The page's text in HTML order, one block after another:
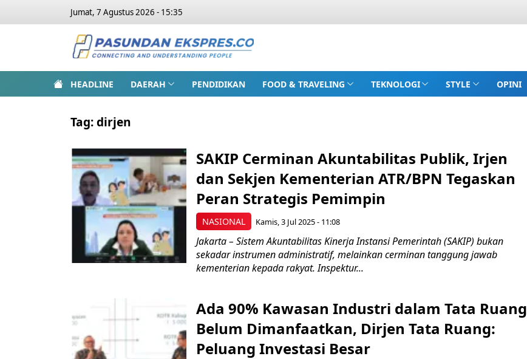
Jumat, 7 Agustus 2026 - 15:35
HEADLINE DAERAH PENDIDIKAN FOOD & TRAVELING TEKNOLOGI STYLE OPINI
Tag:dirjen
NASIONAL
SAKIP Cerminan Akuntabilitas Publik, Irjen
dan Sekjen Kementerian ATR/BPN Tegaskan
Peran Strategis Pemimpin
Kamis, 3 Jul 2025 - 11:08
Jakarta – Sistem Akuntabilitas Kinerja Instansi Pemerintah (SAKIP) bukan
sekadar instrumen administratif, melainkan cerminan tanggung jawab
kementerian kepada rakyat. Inspektur...
Ada 90% Kawasan Industri dalam Tata Ruang
Belum Dimanfaatkan, Dirjen Tata Ruang:
Peluang Investasi Besar